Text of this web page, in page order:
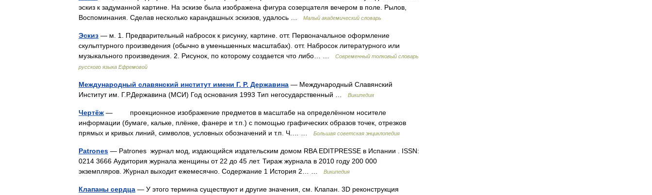
эскиз к задуманной картине. На эскизе была изображена фигура созерцателя вечером в поле. Рылов,
Воспоминания. Сделав несколько карандашных эскизов, удалось …
Малый академический словарь
Эскиз — м. 1. Предварительный набросок к рисунку, картине. отт. Первоначальное оформление
скульптурного произведения (обычно в уменьшенных масштабах). отт. Набросок литературного или
музыкального произведения. 2. Рисунок, по которому создается что либо… …
Современный толковый словарь
русского языка Ефремовой
Международный славянский институт имени Г. Р. Державина — Международный Славянский
Институт им. Г.Р.Державина (МСИ) Год основания 1993 Тип негосударственный …
Википедия
Чертёж — проекционное изображение предметов в масштабе на определённом носителе
информации (бумаге, кальке, плёнке, фанере и т.п.) с помощью графических образов точек, отрезков
прямых и кривых линий, символов, условных обозначений и т.п. Ч.… …
Большая советская энциклопедия
Patrones — Patrones журнал мод, издающийся издательским домом RBA EDITPRESSE в Испании . ISSN:
0214 3666 Аудитория журнала женщины от 22 до 45 лет. Тираж журнала в 2010 году 200 000
экземпляров. Журнал выходит ежемесячно. Содержание 1 История 2… …
Википедия
Клапаны сердца — У этого термина существуют и другие значения, см. Клапан. 3D реконструкция